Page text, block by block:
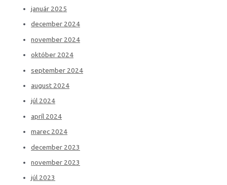
január 2025
december 2024
november 2024
október 2024
september 2024
august 2024
júl 2024
apríl 2024
marec 2024
december 2023
november 2023
júl 2023